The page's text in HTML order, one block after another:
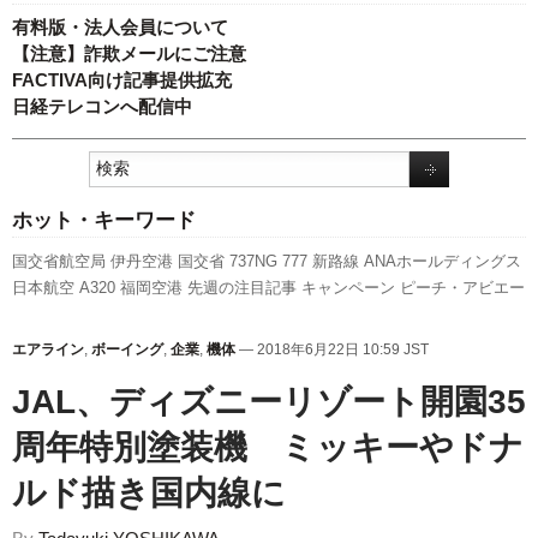
有料版・法人会員について
【注意】詐欺メールにご注意
FACTIVA向け記事提供拡充
日経テレコンへ配信中
ホット・キーワード
国交省航空局 伊丹空港 国交省 737NG 777 新路線 ANAホールディングス
日本航空 A320 福岡空港 先週の注目記事 キャンペーン ピーチ・アビエー
コロナウイルス
スターフライヤー LCC 成田空港 787 旅客数
千歳空港
エアライン, ボーイング, 企業, 機体— 2018年6月22日 10:59 JST
JAL、ディズニーリゾート開園35
周年特別塗装機 ミッキーやドナ
ルド描き国内線に